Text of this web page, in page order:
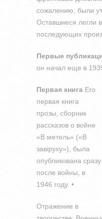
сожалению, были
Оставшиеся легли
последующих
Первые
он начал еще в
Первая книга Его
первая книга
прозы, сборник
рассказов о войне
«В метель» («В
завіруху»), была
опубликована сразу
после войны, в
1946 году. •
Отражение в